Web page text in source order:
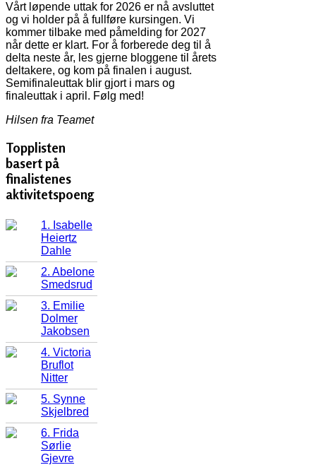
Vårt løpende uttak for 2026 er nå avsluttet
og vi holder på å fullføre kursingen. Vi
kommer tilbake med påmelding for 2027
når dette er klart. For å forberede deg til å
delta neste år, les gjerne bloggene til årets
deltakere, og kom på finalen i august.
Semifinaleuttak blir gjort i mars og
finaleuttak i april. Følg med!
Hilsen fra Teamet
Topplisten
basert på
finalistenes
aktivitetspoeng
1. Isabelle
Heiertz
Dahle
2. Abelone
Smedsrud
3. Emilie
Dolmer
Jakobsen
4. Victoria
Bruflot
Nitter
5. Synne
Skjelbred
6. Frida
Sørlie
Gjevre